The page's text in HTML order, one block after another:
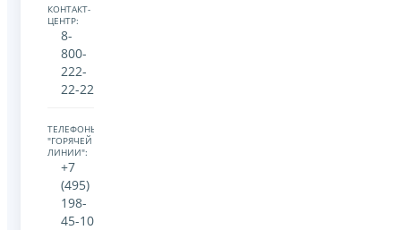
КОНТАКТ-
ЦЕНТР:
8-
800-
222-
22-22
ТЕЛЕФОНЫ
"ГОРЯЧЕЙ
ЛИНИИ":
+7
(495)
198-
45-10